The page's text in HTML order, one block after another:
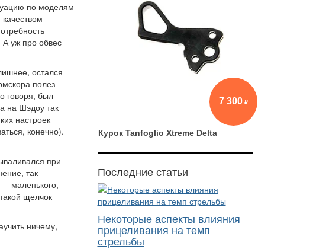
по моделям
уж про обвес
остался
полез
говоря, был
на Шэдоу так
настроек
конечно).
при
так
маленького,
щелчок
ничему,
7 300
Курок Tanfoglio Xtreme Delta
Последние статьи
Некоторые аспекты влияния
прицеливания на темп
стрельбы